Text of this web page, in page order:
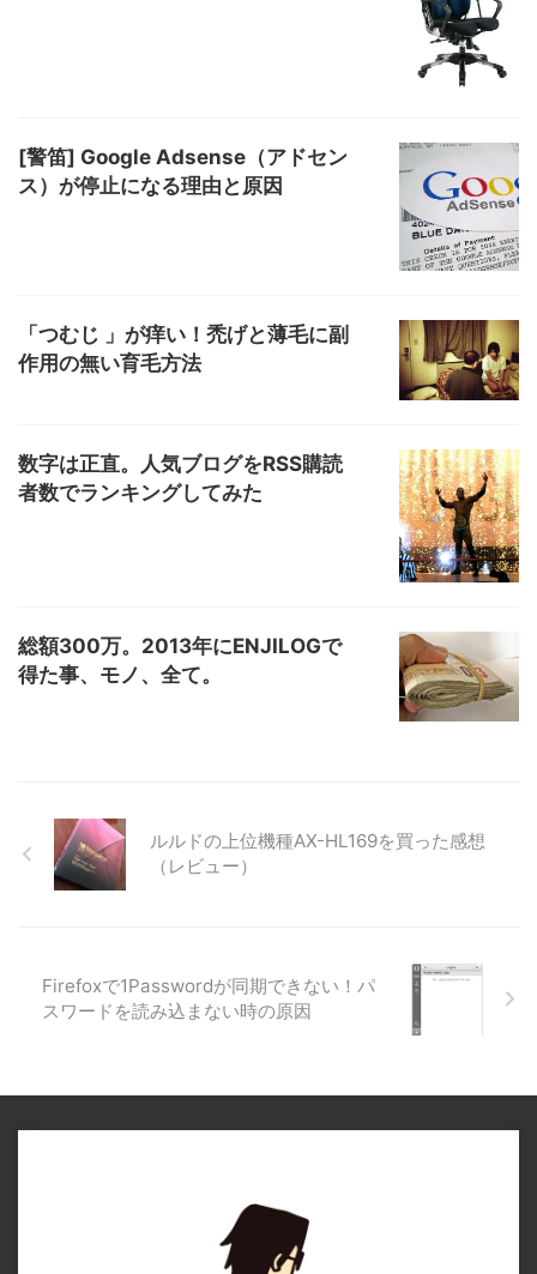
[警笛] Google Adsense（アドセン
ス）が停止になる理由と原因
「つむじ 」が痒い！禿げと薄毛に副
作用の無い育毛方法
数字は正直。人気ブログをRSS購読
者数でランキングしてみた
総額300万。2013年にENJILOGで
得た事、モノ、全て。
ルルドの上位機種AX-HL169を買った感想
（レビュー）
Firefoxで1Passwordが同期できない！パ
スワードを読み込まない時の原因